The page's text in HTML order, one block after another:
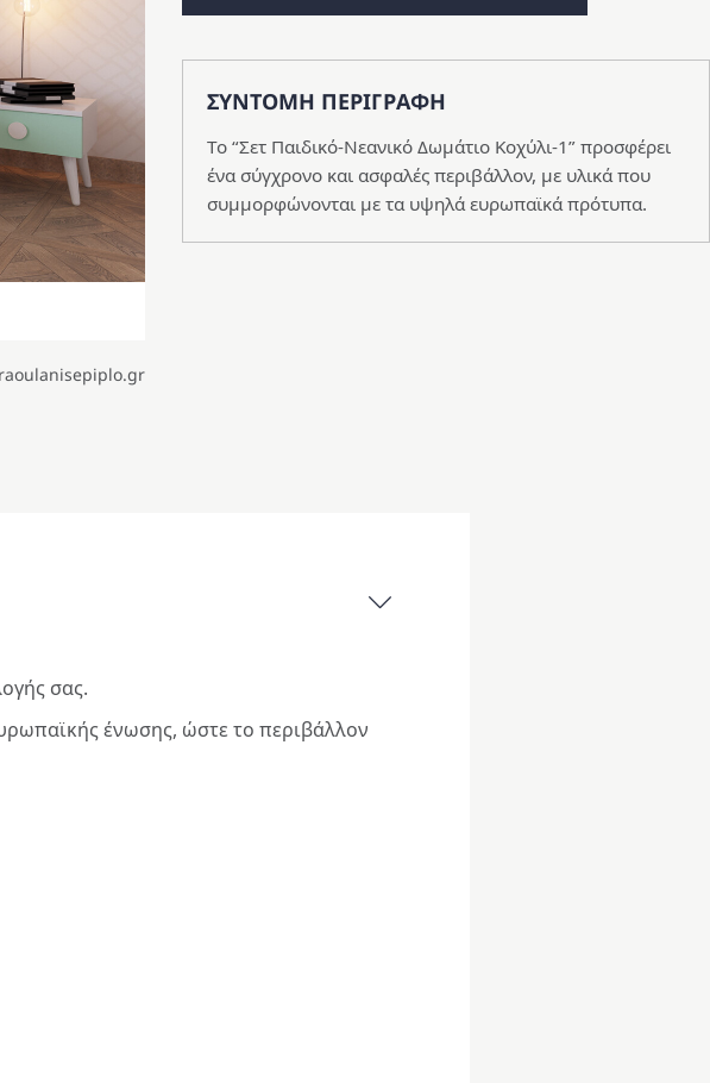
ΣΥΝΤΟΜΗ ΠΕΡΙΓΡΑΦΗ
Το “Σετ Παιδικό-Νεανικό Δωμάτιο Κοχύλι-1” προσφέρει
ένα σύγχρονο και ασφαλές περιβάλλον, με υλικά που
συμμορφώνονται με τα υψηλά ευρωπαϊκά πρότυπα.
σας.
ένωσης, ώστε το περιβάλλον